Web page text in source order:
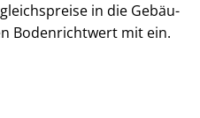
in die Ge­bäu­
Bodenrichtwert mit ein.